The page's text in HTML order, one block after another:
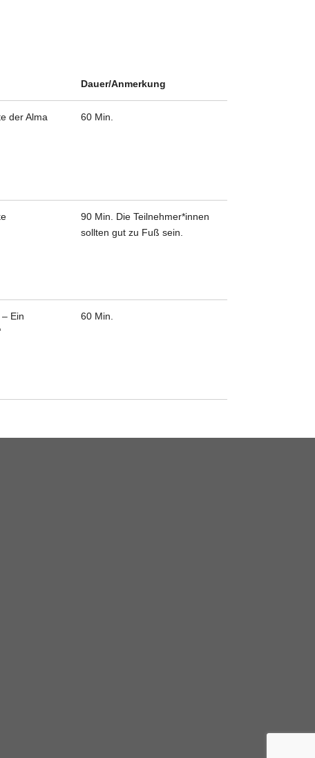
Dauer/Anmerkung
der Alma
60 Min.
90 Min. Die Teilnehmer*innen
sollten gut zu Fuß sein.
Ein
60 Min.